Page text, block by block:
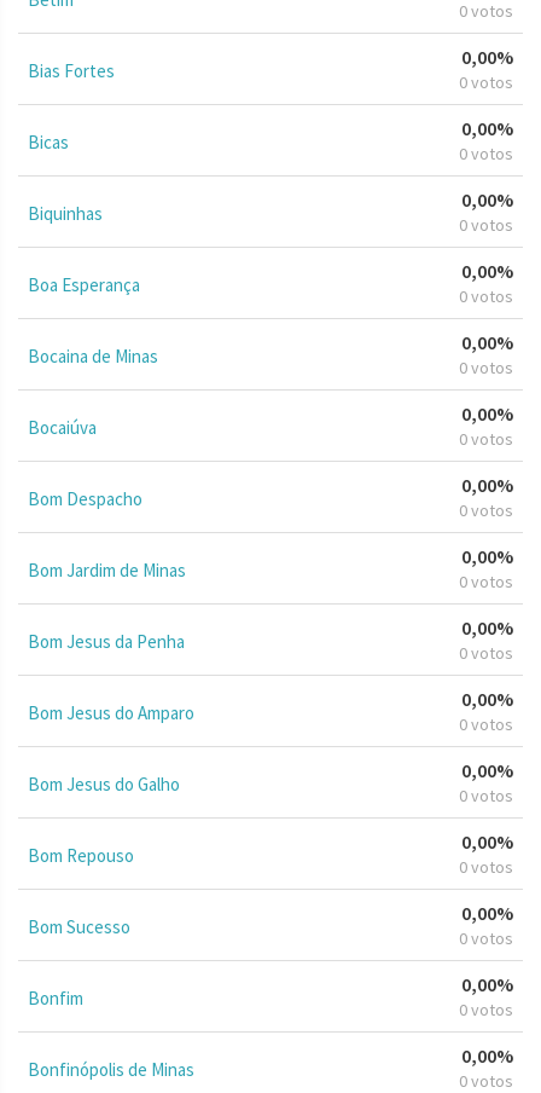
0 votos
Bias Fortes
0,00%
0 votos
Bicas
0,00%
0 votos
Biquinhas
0,00%
0 votos
Boa Esperança
0,00%
0 votos
Bocaina de Minas
0,00%
0 votos
Bocaiúva
0,00%
0 votos
Bom Despacho
0,00%
0 votos
Bom Jardim de Minas
0,00%
0 votos
Bom Jesus da Penha
0,00%
0 votos
Bom Jesus do Amparo
0,00%
0 votos
Bom Jesus do Galho
0,00%
0 votos
Bom Repouso
0,00%
0 votos
Bom Sucesso
0,00%
0 votos
Bonfim
0,00%
0 votos
Bonfinópolis de Minas
0,00%
0 votos